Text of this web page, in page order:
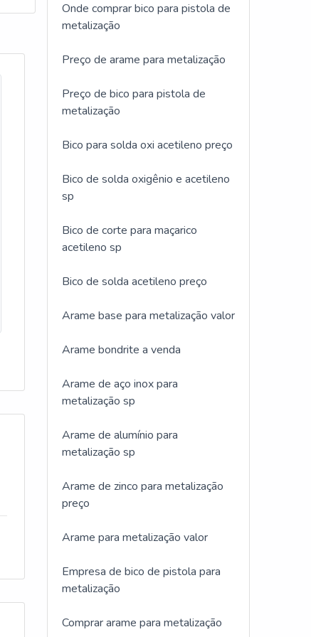
Onde comprar bico para pistola de
metalização
Preço de arame para metalização
Preço de bico para pistola de
metalização
Bico para solda oxi acetileno preço
Bico de solda oxigênio e acetileno
sp
Bico de corte para maçarico
acetileno sp
Bico de solda acetileno preço
Arame base para metalização valor
Arame bondrite a venda
Arame de aço inox para
metalização sp
Arame de alumínio para
metalização sp
Arame de zinco para metalização
preço
Arame para metalização valor
Empresa de bico de pistola para
metalização
Comprar arame para metalização